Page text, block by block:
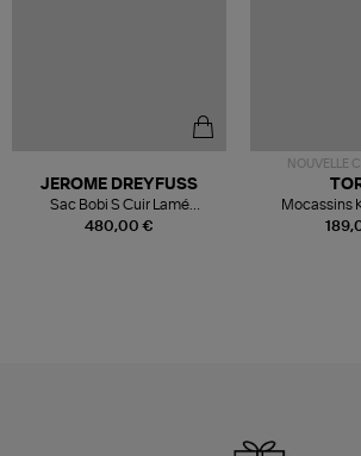
480,00 €
JEROME DREYFUSS
Sac Bobi S Cuir Lamé
Champagne
NOUVELLE
Mocassins